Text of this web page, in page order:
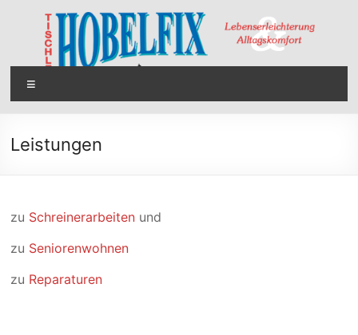
springen
Hobelfix
Tischler
Seniorenwohnen
Witten
Leistungen
zu Schreinerarbeiten und
zu Seniorenwohnen
zu Reparaturen